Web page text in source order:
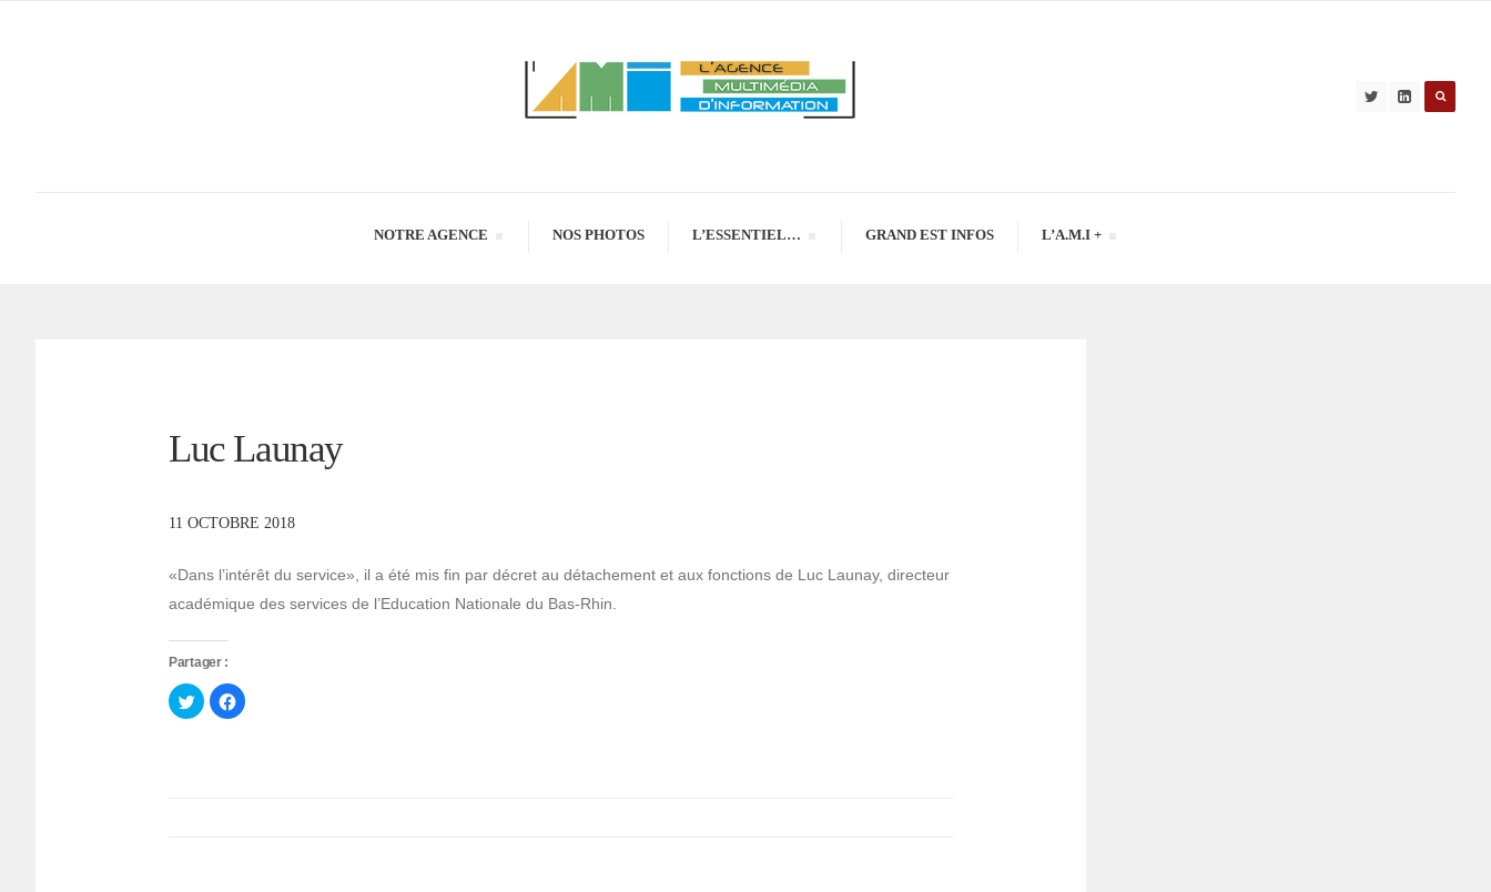
NOTRE AGENCE NOS PHOTOS L’ESSENTIEL… GRAND EST INFOS L’A.M.I +
Luc Launay
11 OCTOBRE 2018
«Dans l’intérêt du service», il a été mis fin par décret au détachement et aux fonctions de Luc Launay, directeur
académique des services de l’Education Nationale du Bas-Rhin.
Partager :
Cliquez
pour
partager
Cliquez
pour